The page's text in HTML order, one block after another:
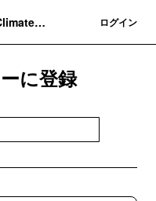
ログイン
に登録